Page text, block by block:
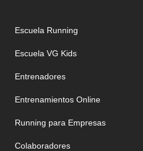
Escuela Running
Escuela VG Kids
Entrenadores
Entrenamientos Online
Running para Empresas
Colaboradores